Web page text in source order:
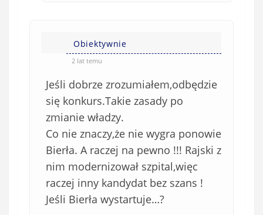
Obiektywnie
2 lat temu
Jeśli dobrze zrozumiałem,odbędzie
się konkurs.Takie zasady po
zmianie władzy.
Co nie znaczy,że nie wygra ponowie
Bierła. A raczej na pewno !!! Rajski z
nim modernizował szpital,więc
raczej inny kandydat bez szans !
Jeśli Bierła wystartuje…?